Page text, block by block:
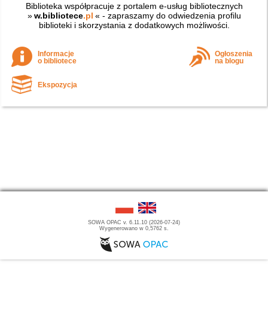
Biblioteka współpracuje z portalem e-usług bibliotecznych
» w.bibliotece.pl « - zapraszamy do odwiedzenia profilu
biblioteki i skorzystania z dodatkowych możliwości.
Informacje
o bibliotece
Ogłoszenia
na blogu
Ekspozycja
SOWA OPAC v. 6.11.10 (2026-07-24)
Wygenerowano w 0,5762 s.